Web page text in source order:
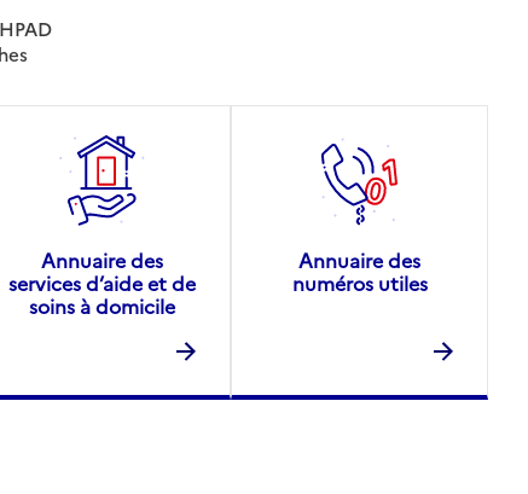
Annuaire des
services d’aide et de
soins à domicile
Annuaire des
numéros utiles